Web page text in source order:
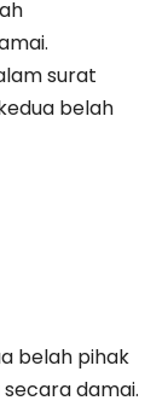
surat
belah
belah pihak
damai.